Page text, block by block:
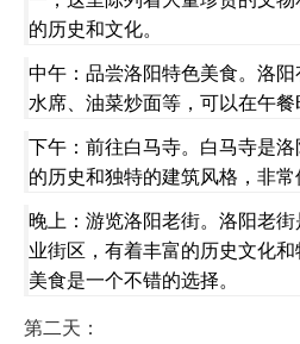
的历史和文化。
中午：品尝洛阳特色美食。洛
水席、油菜炒面等，可以在午餐
下午：前往白马寺。白马寺是
的历史和独特的建筑风格，非常
晚上：游览洛阳老街。洛阳老
业街区，有着丰富的历史文化
美食是一个不错的选择。
第二天：